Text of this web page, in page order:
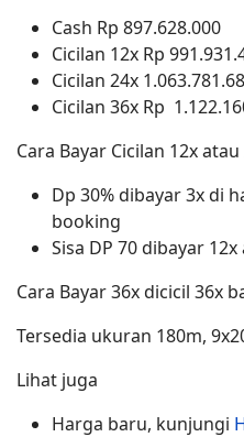
Cash Rp 897.628.000
Cicilan 12x Rp
Cicilan 24x
Cicilan 36x Rp
Cara Bayar Cicilan 12x
Dp 30% dibayar 3x di
booking
Sisa DP 70 dibayar
Cara Bayar 36x dicicil 36x
Tersedia ukuran 180m,
Lihat juga
Harga baru, kunjungi